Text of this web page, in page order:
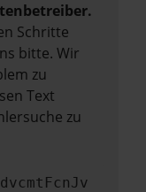
Schritte
bitte. Wir
zu
Text
zu